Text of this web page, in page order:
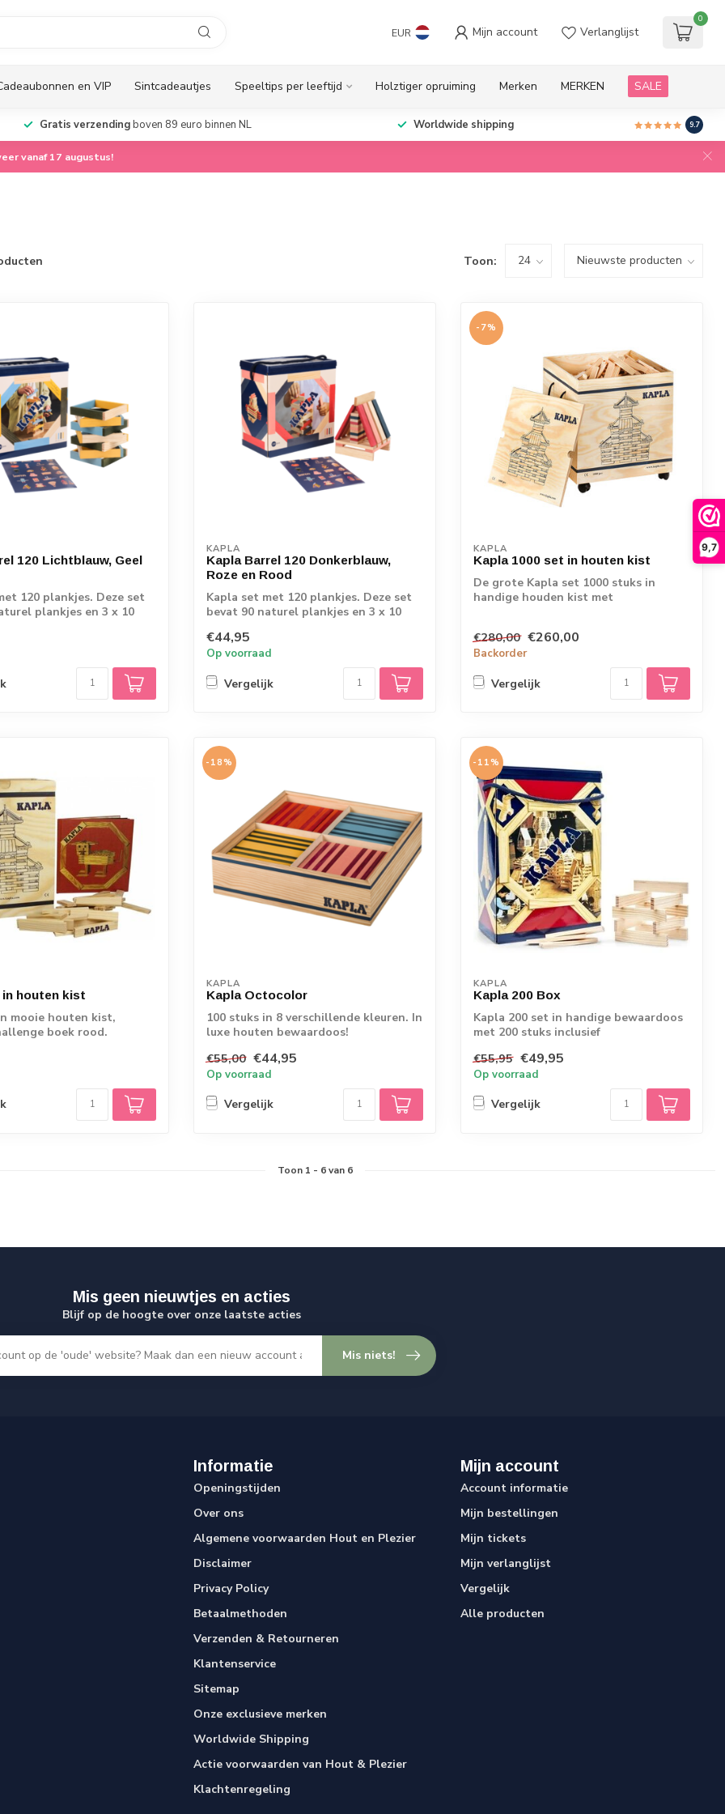
9,7
EUR Mijn account Verlanglijst
0
en VIP Sintcadeautjes Speeltips per leeftijd Holztiger opruiming Merken MERKEN SALE
Gratis verzendingboven 89 euro binnen NL Worldwide shipping 9.7
vanaf 17 augustus!
Toon:
120 Lichtblauw, Geel
120 plankjes. Deze set
plankjes en 3 x 10
KAPLA
Kapla Barrel 120 Donkerblauw,
Roze en Rood
Kapla set met 120 plankjes. Deze set
bevat 90 naturel plankjes en 3 x 10
€44,95
Op voorraad
Vergelijk
-7%
KAPLA
Kapla 1000 set in houten kist
De grote Kapla set 1000 stuks in
handige houden kist met
€280,00 €260,00
Backorder
Vergelijk
in houten kist
mooie houten kist,
boek rood.
-18%
KAPLA
Kapla Octocolor
100 stuks in 8 verschillende kleuren. In
luxe houten bewaardoos!
€55,00 €44,95
Op voorraad
Vergelijk
-11%
KAPLA
Kapla 200 Box
Kapla 200 set in handige bewaardoos
met 200 stuks inclusief
€55,95 €49,95
Op voorraad
Vergelijk
Toon 1 - 6van 6
Mis geen nieuwtjes en acties
Blijf op de hoogte over onze laatste acties
Mis niets!
Informatie
Openingstijden
Over ons
Algemene voorwaarden Hout en Plezier
Disclaimer
Privacy Policy
Betaalmethoden
Verzenden & Retourneren
Klantenservice
Sitemap
Onze exclusieve merken
Worldwide Shipping
Actie voorwaarden van Hout & Plezier
Klachtenregeling
Mijn account
Account informatie
Mijn bestellingen
Mijn tickets
Mijn verlanglijst
Vergelijk
Alle producten